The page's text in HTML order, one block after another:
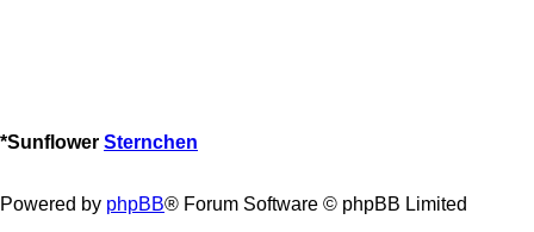
*Sunflower Sternchen
Powered by phpBB® Forum Software © phpBB Limited